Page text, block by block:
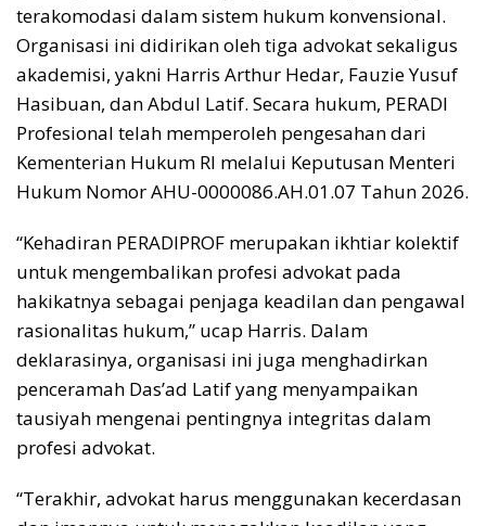
terakomodasi dalam sistem hukum konvensional.
Organisasi ini didirikan oleh tiga advokat sekaligus
akademisi, yakni Harris Arthur Hedar, Fauzie Yusuf
Hasibuan, dan Abdul Latif. Secara hukum, PERADI
Profesional telah memperoleh pengesahan dari
Kementerian Hukum RI melalui Keputusan Menteri
Hukum Nomor AHU-0000086.AH.01.07 Tahun 2026.
“Kehadiran PERADIPROF merupakan ikhtiar kolektif
untuk mengembalikan profesi advokat pada
hakikatnya sebagai penjaga keadilan dan pengawal
rasionalitas hukum,” ucap Harris. Dalam
deklarasinya, organisasi ini juga menghadirkan
penceramah Das’ad Latif yang menyampaikan
tausiyah mengenai pentingnya integritas dalam
profesi advokat.
“Terakhir, advokat harus menggunakan kecerdasan